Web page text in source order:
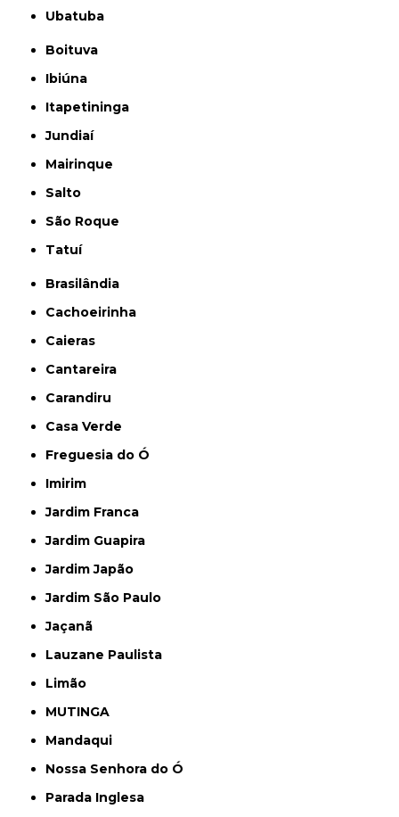
Ubatuba
Boituva
Ibiúna
Itapetininga
Jundiaí
Mairinque
Salto
São Roque
Tatuí
Brasilândia
Cachoeirinha
Caieras
Cantareira
Carandiru
Casa Verde
Freguesia do Ó
Imirim
Jardim Franca
Jardim Guapira
Jardim Japão
Jardim São Paulo
Jaçanã
Lauzane Paulista
Limão
MUTINGA
Mandaqui
Nossa Senhora do Ó
Parada Inglesa